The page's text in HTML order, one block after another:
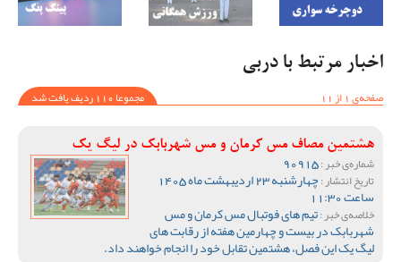
اخبار مرتبط با دربی
صفحه‌ی 1 از 11
مجموعا 110 ردیف یافت شد
هشتمین مصاف مس کرمان و مس شهربابک در لیگ یک
شماره‌ی خبر :
تاریخ انتشار : چهارشنبه 23 اردیبهشت ماه 1405
ساعت 11:30
خلاصه‌ی خبر :تیم های فوتبال مس کرمان و مس
شهربابک در بیست و چهارمین هفته از رقابت های
لیگ یک این فصل، هشتمین تقابل خود را انجام خواهند داد.